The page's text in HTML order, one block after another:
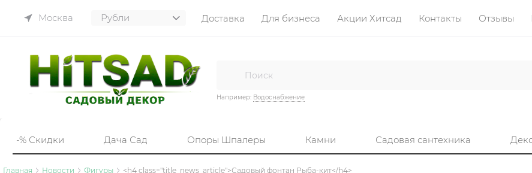
Москва Доставка Для бизнеса Акции Хитсад Контакты Отзывы
Например: Водоснабжение
-% Скидки Дача Сад Опоры Шпалеры Камни Садовая сантехника
Главная Новости Фигуры <h4 class="title_news_article">Садовый фонтан Рыба-кит</h4>